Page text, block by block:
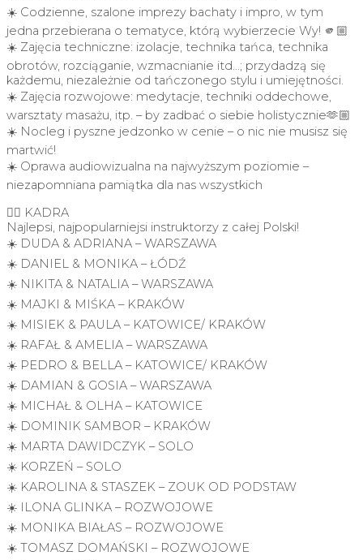
☀️ Codzienne, szalone imprezy bachaty i impro, w tym
jedna przebierana o tematyce, którą wybierzecie Wy! 🫵🏼
☀️ Zajęcia techniczne: izolacje, technika tańca, technika
obrotów, rozciąganie, wzmacnianie itd…; przydadzą się
każdemu, niezależnie od tańczonego stylu i umiejętności.
☀️ Zajęcia rozwojowe: medytacje, techniki oddechowe,
warsztaty masażu, itp. – by zadbać o siebie holistycznie🫶🏼
☀️ Nocleg i pyszne jedzonko w cenie – o nic nie musisz się
martwić!
☀️ Oprawa audiowizualna na najwyższym poziomie –
niezapomniana pamiątka dla nas wszystkich
👉🏼 KADRA
Najlepsi, najpopularniejsi instruktorzy z całej Polski!
☀️ DUDA & ADRIANA – WARSZAWA
☀️ DANIEL & MONIKA – ŁÓDŹ
☀️ NIKITA & NATALIA – WARSZAWA
☀️ MAJKI & MIŚKA – KRAKÓW
☀️ MISIEK & PAULA – KATOWICE/ KRAKÓW
☀️ RAFAŁ & AMELIA – WARSZAWA
☀️ PEDRO & BELLA – KATOWICE/ KRAKÓW
☀️ DAMIAN & GOSIA – WARSZAWA
☀️ MICHAŁ & OLHA – KATOWICE
☀️ DOMINIK SAMBOR – KRAKÓW
☀️ MARTA DAWIDCZYK – SOLO
☀️ KORZEŃ – SOLO
☀️ KAROLINA & STASZEK – ZOUK OD PODSTAW
☀️ ILONA GLINKA – ROZWOJOWE
☀️ MONIKA BIAŁAS – ROZWOJOWE
☀️ TOMASZ DOMAŃSKI – ROZWOJOWE